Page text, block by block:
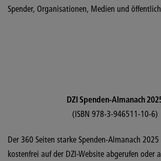
Spender, Organisationen, Medien und
DZI Spenden-Almanach
(ISBN 978-3-946511-10-6)
Der 360 Seiten starke Spenden-Almanach
kostenfrei auf der DZI-Website abgerufen oder